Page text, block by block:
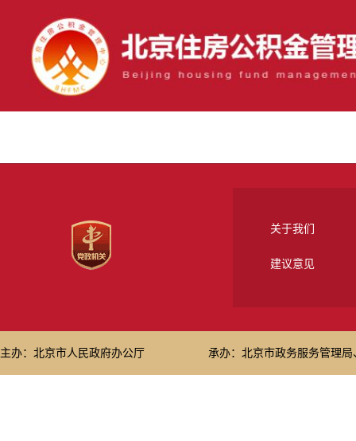
关于我们
建议意见
主办：北京市人民政府办公厅 承办：北京市政务服务管理